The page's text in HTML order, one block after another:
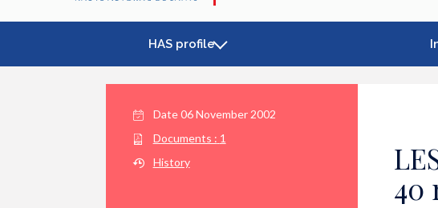
HAS profile
Date 06 November 2002
Documents : 1
History
40